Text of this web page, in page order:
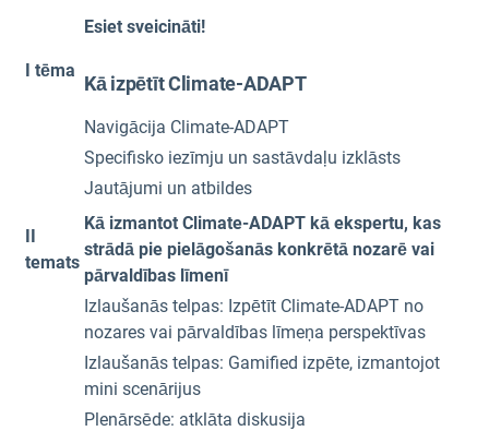
Esiet sveicināti!
I tēma
Kā izpētīt Climate-ADAPT
Navigācija Climate-ADAPT
Specifisko iezīmju un sastāvdaļu izklāsts
Jautājumi un atbildes
II
temats
Kā izmantot Climate-ADAPT kā ekspertu, kas
strādā pie pielāgošanās konkrētā nozarē vai
pārvaldības līmenī
Izlaušanās telpas: Izpētīt Climate-ADAPT no
nozares vai pārvaldības līmeņa perspektīvas
Izlaušanās telpas: Gamified izpēte, izmantojot
mini scenārijus
Plenārsēde: atklāta diskusija